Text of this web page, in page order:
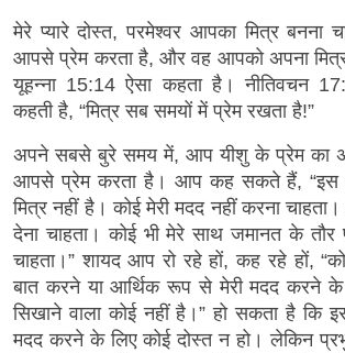
मेरे प्यारे दोस्त, परमेश्वर आपका मित्र बनना
आपसे प्रेम करता है, और वह आपको अपना मित्र
यूहन्ना 15:14 ऐसा कहता है। नीतिवचन
कहती है, “मित्र सब समयों में प्रेम रखता है!”
अपने सबसे बुरे समय में, आप यीशु के प्रेम का
आपसे प्रेम करता है। आप कह सकते हैं, “इस
मित्र नहीं है। कोई मेरी मदद नहीं करना
देना चाहता। कोई भी मेरे साथ जमानत के तौर
चाहता।” शायद आप रो रहे हों, कह रहे हों,
बात करने या आर्थिक रूप से मेरी मदद करने
सिखाने वाला कोई नहीं है।” हो सकता है कि
मदद करने के लिए कोई दोस्त न हो। लेकिन